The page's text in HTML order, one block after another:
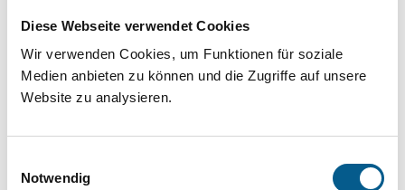
Diese Webseite verwendet Cookies
Wir verwenden Cookies, um Funktionen für soziale
Medien anbieten zu können und die Zugriffe auf unsere
Website zu analysieren.
Notwendig
direkt über unsere Fördermitteldatenbank und
Stiftungsdatenbank recherchieren. Bei der
Suche bitte die Groß- und Kleinschreibung
Bitte Suchbegriff eingeben. Ergebnisse